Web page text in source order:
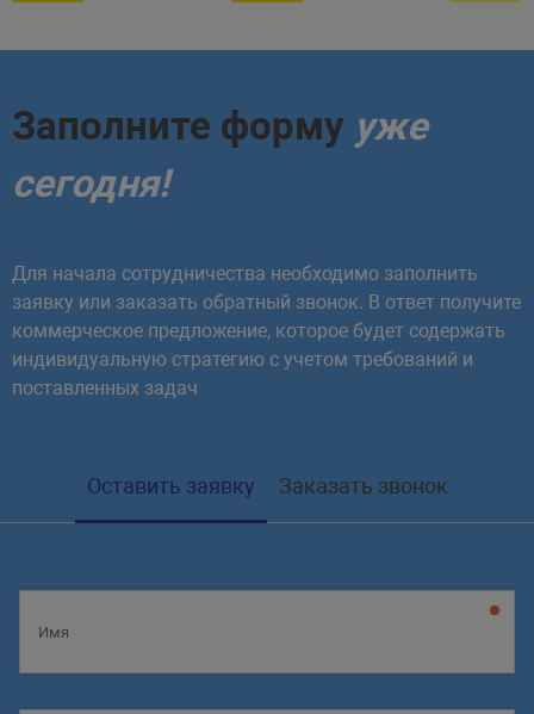
Заполните форму уже
сегодня!
Для начала сотрудничества необходимо заполнить
заявку или заказать обратный звонок. В ответ получите
коммерческое предложение, которое будет содержать
индивидуальную стратегию с учетом требований и
поставленных задач
Оставить заявку Заказать звонок